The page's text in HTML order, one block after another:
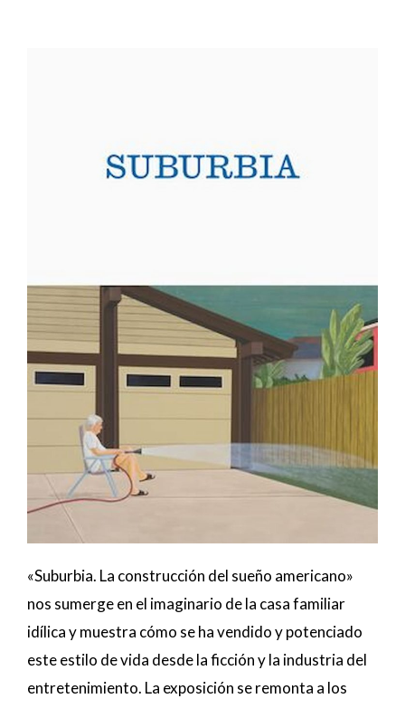
«Suburbia. La construcción del sueño americano»
nos sumerge en el imaginario de la casa familiar
idílica y muestra cómo se ha vendido y potenciado
este estilo de vida desde la ficción y la industria del
entretenimiento. La exposición se remonta a los